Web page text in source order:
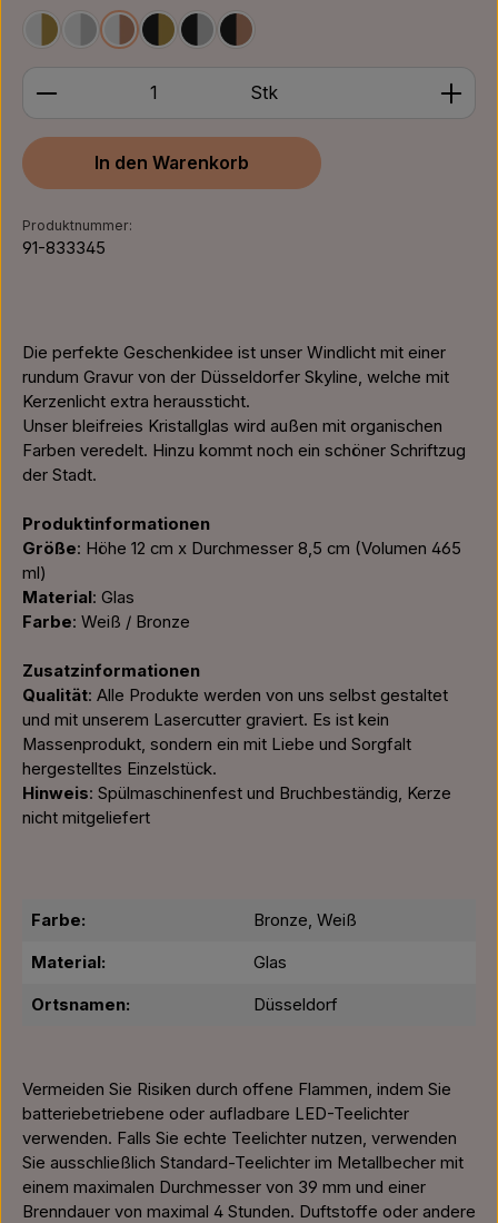
Weiß/GoldWeiß/Silber
Weiß/Bronze
Schwarz/Gold
Schwarz/Silber
Schwarz/Bronze
Produkt Anzahl: Gib den gewünschten Wert ein
Stk
In den Warenkorb
Produktnummer:
91-833345
Die perfekte Geschenkidee ist unser Windlicht mit einer
rundum Gravur von der Düsseldorfer Skyline, welche mit
Kerzenlicht extra heraussticht.
Unser bleifreies Kristallglas wird außen mit organischen
Farben veredelt. Hinzu kommt noch ein schöner Schriftzug
der Stadt.
Produktinformationen
Größe: Höhe 12 cm x Durchmesser 8,5 cm (Volumen 465
ml)
Material: Glas
Farbe: Weiß / Bronze
Zusatzinformationen
Qualität: Alle Produkte werden von uns selbst gestaltet
und mit unserem Lasercutter graviert. Es ist kein
Massenprodukt, sondern ein mit Liebe und Sorgfalt
hergestelltes Einzelstück.
Hinweis: Spülmaschinenfest und Bruchbeständig, Kerze
nicht mitgeliefert
Farbe: Bronze, Weiß
Material: Glas
Ortsnamen: Düsseldorf
Vermeiden Sie Risiken durch offene Flammen, indem Sie
batteriebetriebene oder aufladbare LED-Teelichter
verwenden. Falls Sie echte Teelichter nutzen, verwenden
Sie ausschließlich Standard-Teelichter im Metallbecher mit
einem maximalen Durchmesser von 39 mm und einer
Brenndauer von maximal 4 Stunden. Duftstoffe oder andere